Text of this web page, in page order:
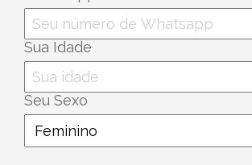
Sua Idade
Seu Sexo